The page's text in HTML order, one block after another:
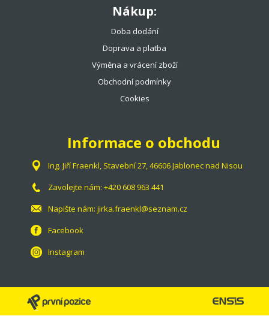
Nákup:
Doba dodání
Doprava a platba
Výměna a vrácení zboží
Obchodní podmínky
Cookies
Informace o obchodu
Ing. Jiří Fraenkl, Stavební 27, 46606 Jablonec nad Nisou
Zavolejte nám: +420 608 963 441
Napište nám: jirka.fraenkl@seznam.cz
Facebook
Instagram